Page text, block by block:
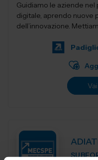
Guidiamo le aziende
digitale, aprendo nuove
dell’innovazione.